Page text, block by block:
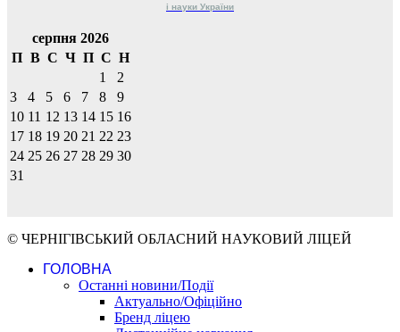
і науки України
серпня 2026
П В С Ч П С Н
1
2
3
4 5 6 7 8
9
10 11 12 13 14 15 16
17 18 19 20 21 22 23
24 25 26 27 28 29 30
31
© ЧЕРНІГІВСЬКИЙ ОБЛАСНИЙ НАУКОВИЙ ЛІЦЕЙ
ГОЛОВНА
Останні новини/Події
Актуально/Офіційно
Бренд ліцею